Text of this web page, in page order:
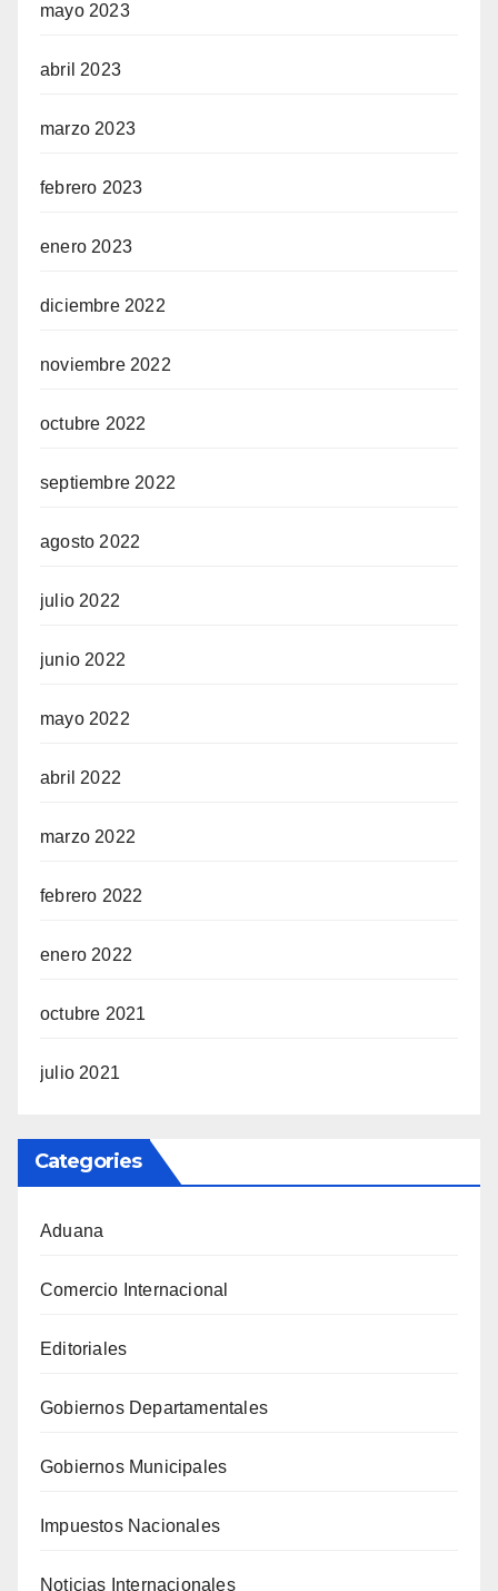
mayo 2023
abril 2023
marzo 2023
febrero 2023
enero 2023
diciembre 2022
noviembre 2022
octubre 2022
septiembre 2022
agosto 2022
julio 2022
junio 2022
mayo 2022
abril 2022
marzo 2022
febrero 2022
enero 2022
octubre 2021
julio 2021
Categories
Aduana
Comercio Internacional
Editoriales
Gobiernos Departamentales
Gobiernos Municipales
Impuestos Nacionales
Noticias Internacionales